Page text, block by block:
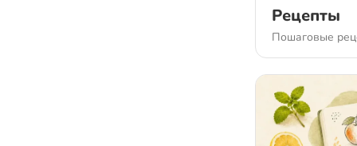
Рецепты
Пошаговые